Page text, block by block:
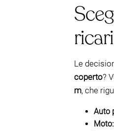
Le
coperto?
m, che
Auto
Moto: